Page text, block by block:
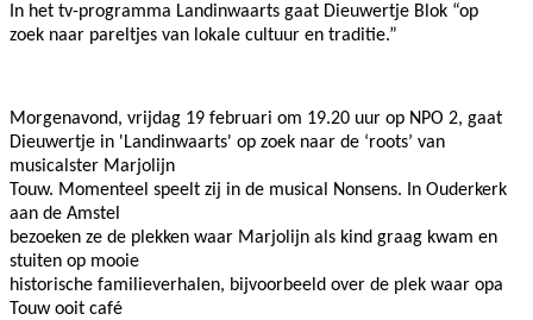
In het tv-programma Landinwaarts gaat Dieuwertje Blok “op
zoek naar pareltjes van lokale cultuur en traditie.”
Morgenavond, vrijdag 19 februari om 19.20 uur op NPO 2, gaat
Dieuwertje in 'Landinwaarts' op zoek naar de ‘roots’ van
musicalster Marjolijn
Touw. Momenteel speelt zij in de musical Nonsens. In Ouderkerk
aan de Amstel
bezoeken ze de plekken waar Marjolijn als kind graag kwam en
stuiten op mooie
historische familieverhalen, bijvoorbeeld over de plek waar opa
Touw ooit café